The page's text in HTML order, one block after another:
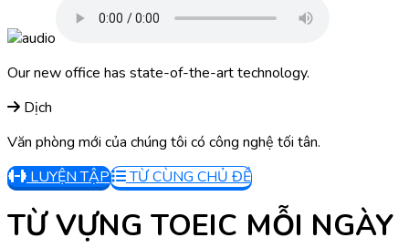
Our new office has state-of-the-art technology.
Dịch
Văn phòng mới của chúng tôi có công nghệ tối tân.
LUYỆN TẬP
TỪ CÙNG CHỦ ĐỀ
TỪ VỰNG TOEIC MỖI NGÀY